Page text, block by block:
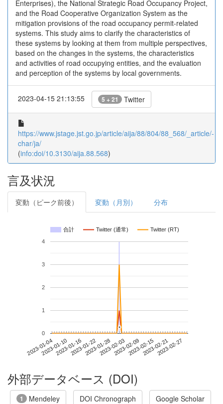
Enterprises), the National Strategic Road Occupancy Project,
and the Road Cooperative Organization System as the
mitigation provisions of the road occupancy permit-related
systems. This study aims to clarify the characteristics of
these systems by looking at them from multiple perspectives,
based on the changes in the systems, the characteristics
and activities of road occupying entities, and the evaluation
and perception of the systems by local governments.
2023-04-15 21:13:55 5 + 21 Twitter
https://www.jstage.jst.go.jp/article/aija/88/804/88_568/_article/-
char/ja/
(info:doi/10.3130/aija.88.568)
言及状況
変動（ピーク前後） 変動（月別） 分布
合計 Twitter (通常) Twitter (RT)
2023-01-042023-01-102023-01-162023-01-222023-01-282023-02-032023-02-092023-02-152023-02-212023-02-27
0
1
2
3
4
*
*
外部データベース (DOI)
1 Mendeley DOI Chronograph Google Scholar